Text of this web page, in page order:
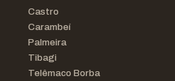
Castro
Carambeí
Palmeira
Tibagi
Telêmaco Borba